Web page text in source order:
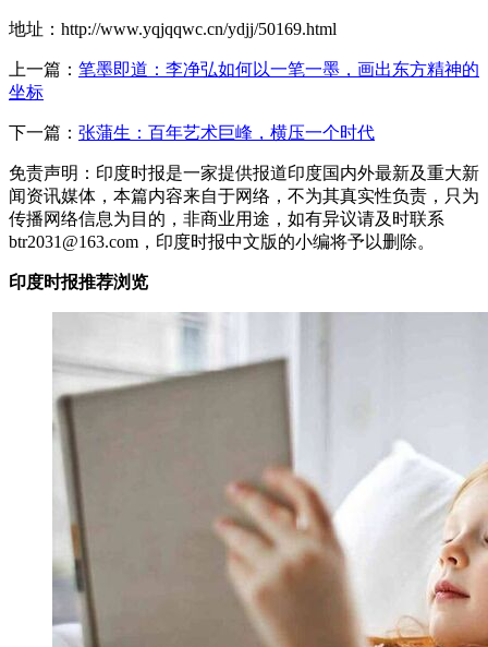
地址：http://www.yqjqqwc.cn/ydjj/50169.html
上一篇： 笔墨即道：李净弘如何以一笔一墨，画出东方精神的
坐标
下一篇： 张蒲生：百年艺术巨峰，横压一个时代
免责声明：印度时报是一家提供报道印度国内外最新及重大新
闻资讯媒体，本篇内容来自于网络，不为其真实性负责，只为
传播网络信息为目的，非商业用途，如有异议请及时联系
btr2031@163.com，印度时报中文版的小编将予以删除。
印度时报推荐浏览